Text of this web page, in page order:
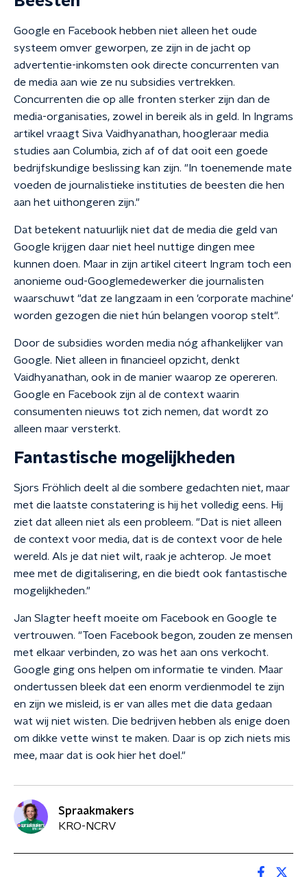
Google en Facebook hebben niet alleen het oude
systeem omver geworpen, ze zijn in de jacht op
advertentie-inkomsten ook directe concurrenten van
de media aan wie ze nu subsidies vertrekken.
Concurrenten die op alle fronten sterker zijn dan de
media-organisaties, zowel in bereik als in geld. In Ingrams
artikel vraagt Siva Vaidhyanathan, hoogleraar media
studies aan Columbia, zich af of dat ooit een goede
bedrijfskundige beslissing kan zijn. "In toenemende mate
voeden de journalistieke instituties de beesten die hen
aan het uithongeren zijn."
Dat betekent natuurlijk niet dat de media die geld van
Google krijgen daar niet heel nuttige dingen mee
kunnen doen. Maar in zijn artikel citeert Ingram toch een
anonieme oud-Googlemedewerker die journalisten
waarschuwt "dat ze langzaam in een 'corporate machine'
worden gezogen die niet hún belangen voorop stelt".
Door de subsidies worden media nóg afhankelijker van
Google. Niet alleen in financieel opzicht, denkt
Vaidhyanathan, ook in de manier waarop ze opereren.
Google en Facebook zijn al de context waarin
consumenten nieuws tot zich nemen, dat wordt zo
alleen maar versterkt.
Fantastische mogelijkheden
Sjors Fröhlich deelt al die sombere gedachten niet, maar
met die laatste constatering is hij het volledig eens. Hij
ziet dat alleen niet als een probleem. "Dat is niet alleen
de context voor media, dat is de context voor de hele
wereld. Als je dat niet wilt, raak je achterop. Je moet
mee met de digitalisering, en die biedt ook fantastische
mogelijkheden."
Jan Slagter heeft moeite om Facebook en Google te
vertrouwen. "Toen Facebook begon, zouden ze mensen
met elkaar verbinden, zo was het aan ons verkocht.
Google ging ons helpen om informatie te vinden. Maar
ondertussen bleek dat een enorm verdienmodel te zijn
en zijn we misleid, is er van alles met die data gedaan
wat wij niet wisten. Die bedrijven hebben als enige doen
om dikke vette winst te maken. Daar is op zich niets mis
mee, maar dat is ook hier het doel."
Spraakmakers
KRO-NCRV